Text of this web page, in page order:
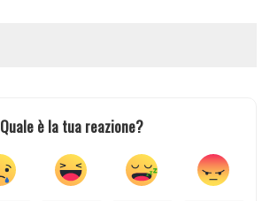
Quale è la tua reazione?